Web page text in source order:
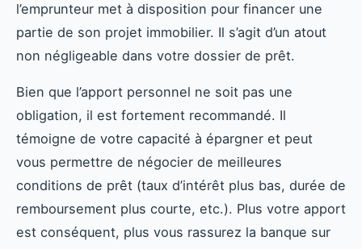
l’emprunteur met à disposition pour financer une
partie de son projet immobilier. Il s’agit d’un atout
non négligeable dans votre dossier de prêt.
Bien que l’apport personnel ne soit pas une
obligation, il est fortement recommandé. Il
témoigne de votre capacité à épargner et peut
vous permettre de négocier de meilleures
conditions de prêt (taux d’intérêt plus bas, durée de
remboursement plus courte, etc.). Plus votre apport
est conséquent, plus vous rassurez la banque sur